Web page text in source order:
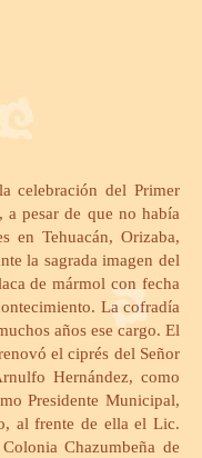
celebración del Primer
a pesar de que no había
en Tehuacán, Orizaba,
la sagrada imagen del
de mármol con fecha
La cofradía
años ese cargo. El
el ciprés del Señor
Hernández, como
Presidente Municipal,
al frente de ella el Lic.
Chazumbeña de